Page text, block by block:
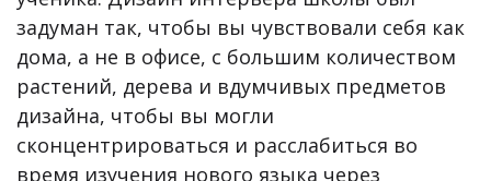
задуман так, чтобы вы чувствовали себя как
дома, а не в офисе, с большим количеством
растений, дерева и вдумчивых предметов
дизайна, чтобы вы могли
сконцентрироваться и расслабиться во
время изучения нового языка через